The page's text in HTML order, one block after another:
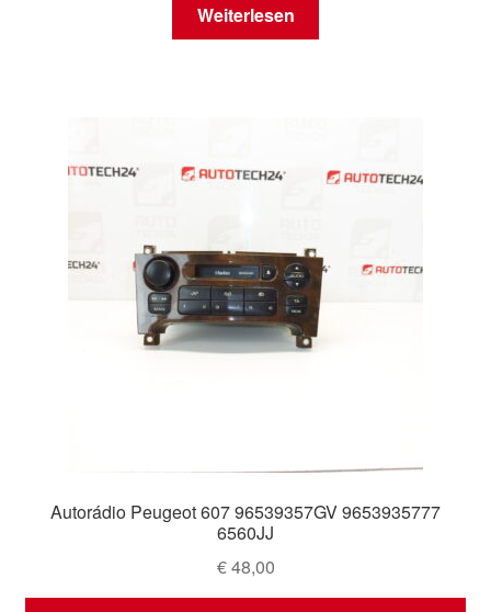
Weiterlesen
Autorádio Peugeot 607 96539357GV 9653935777
6560JJ
€48,00